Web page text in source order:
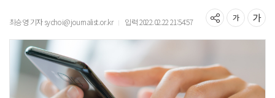
최승영 기자 sychoi@journalist.or.kr ｜ 입력 2022.02.22 21:54:57